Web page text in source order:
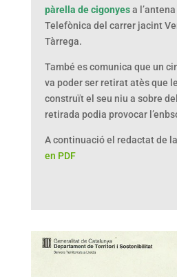
pàrella de cigonyesa
Telefònica del carrer jacint
Tàrrega.
També es comunica que un
va poder ser retirat atès que
construït el seu niu a sobre
retirada podia provocar
A continuació el redactat de
en PDF